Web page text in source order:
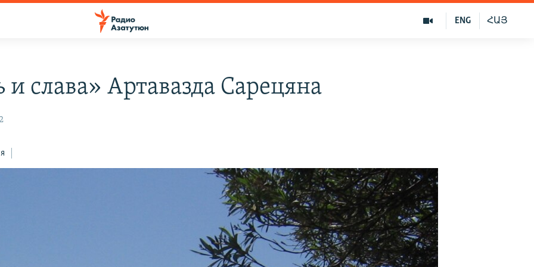
ՀԱՅ
ENG
и слава» Артавазда Сарецяна